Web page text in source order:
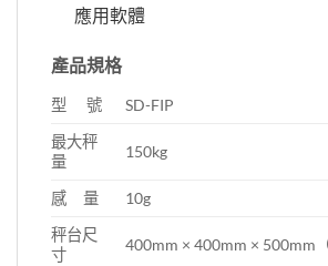
應用軟體
產品規格
型 號
SD-FIP
最大秤
量
150kg
感 量
10g
秤台尺
寸
400mm × 400mm × 500mm